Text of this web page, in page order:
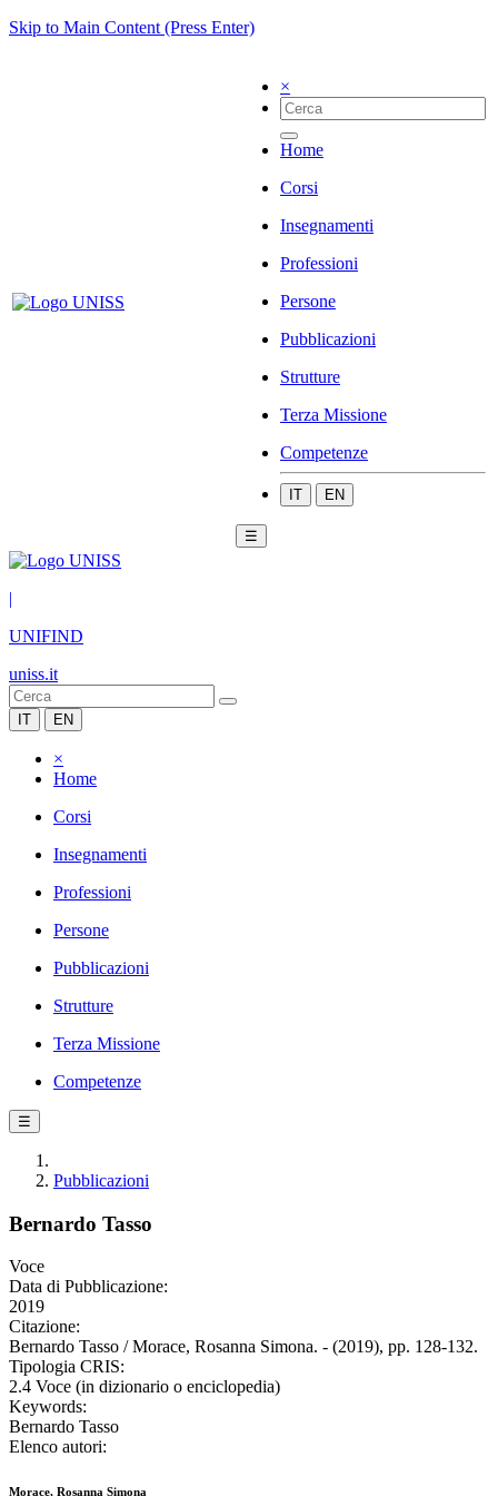
Skip to Main Content (Press Enter)
×
Home
Corsi
Insegnamenti
Professioni
Persone
Pubblicazioni
Strutture
Terza Missione
Competenze
IT EN
☰
|
UNIFIND
uniss.it
IT EN
×
Home
Corsi
Insegnamenti
Professioni
Persone
Pubblicazioni
Strutture
Terza Missione
Competenze
☰
Pubblicazioni
Bernardo Tasso
Voce
Data di Pubblicazione:
2019
Citazione:
Bernardo Tasso / Morace, Rosanna Simona. - (2019), pp. 128-132.
Tipologia CRIS:
2.4 Voce (in dizionario o enciclopedia)
Keywords:
Bernardo Tasso
Elenco autori:
Morace, Rosanna Simona